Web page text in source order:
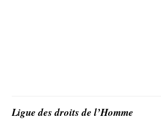
Ligue des droits de l’Homme